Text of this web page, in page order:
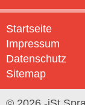
Startseite
Impressum
Datenschutz
Sitemap